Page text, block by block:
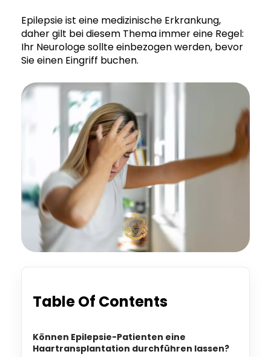
Epilepsie ist eine medizinische Erkrankung,
daher gilt bei diesem Thema immer eine Regel:
Ihr Neurologe sollte einbezogen werden, bevor
Sie einen Eingriff buchen.
Table Of Contents
Können Epilepsie-Patienten eine
Haartransplantation durchführen lassen?